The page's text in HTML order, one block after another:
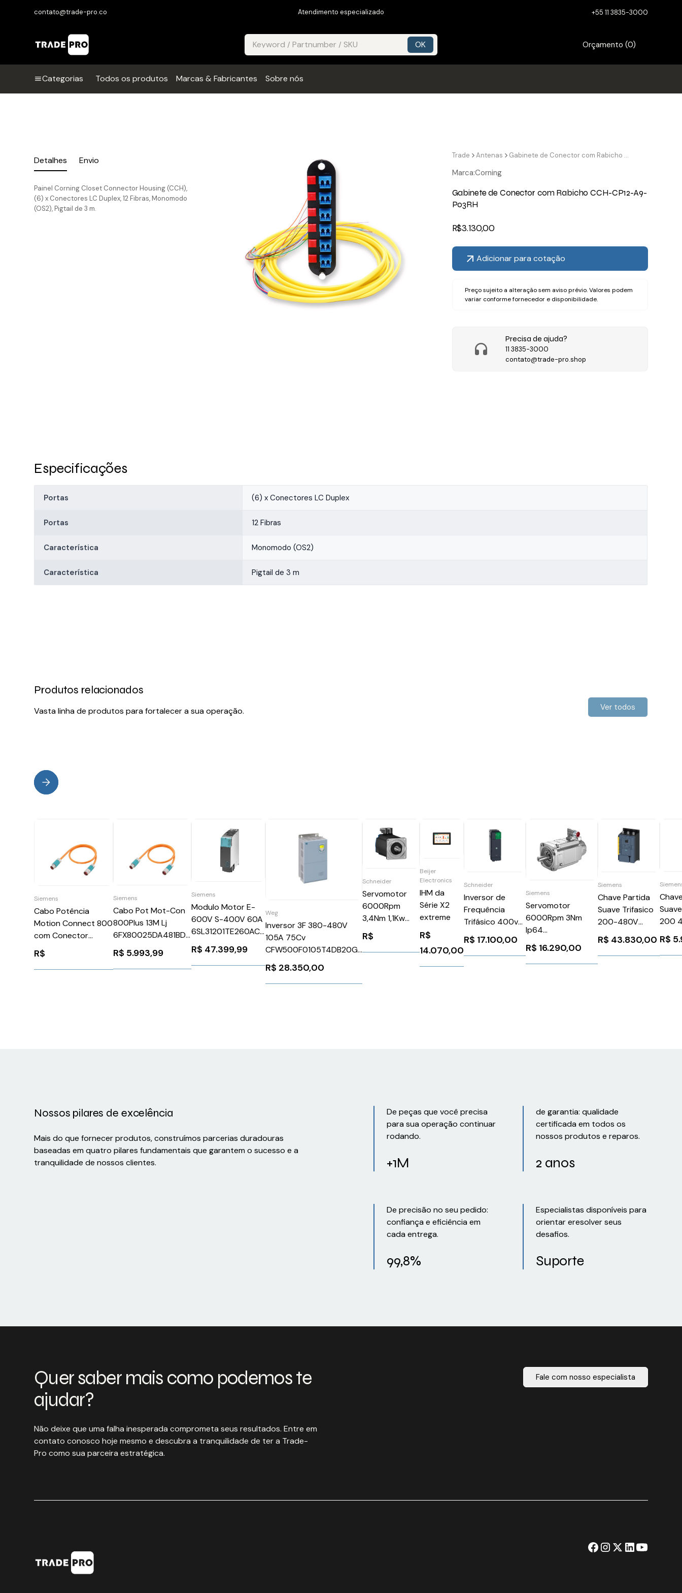
contato@trade-pro.co Atendimento especializado +55 11 3835-3000
Orçamento (0)
Categorias Todos os produtos Marcas & Fabricantes Sobre nós
Detalhes Envio
Painel Corning Closet Connector Housing (CCH),
(6) x Conectores LC Duplex, 12 Fibras, Monomodo
(OS2), Pigtail de 3 m.
Trade Antenas Gabinete de Conector com Rabicho CCH-CP12-A9-P03RH
Marca:Corning
Gabinete de Conector com Rabicho CCH-CP12-A9-
P03RH
R$3.130,00
Adicionar para cotação
Preço sujeito a alteração sem aviso prévio. Valores podem
variar conforme fornecedor e disponibilidade.
Precisa de ajuda?
11 3835-3000
contato@trade-pro.shop
Especificações
Portas (6) x Conectores LC Duplex
Portas 12 Fibras
Característica Monomodo (OS2)
Característica Pigtail de 3 m
Produtos relacionados
Vasta linha de produtos para fortalecer a sua operação. Ver todos
Siemens
Cabo Potência
Motion Connect 800
com Conector
4X2X1,5 3M para
S120 Siemens
6FX80025DA051AD0
R$
Siemens
Cabo Pot Mot-Con
800Plus 13M Lj
6FX80025DA481BD0
Siemens 1079237
R$ 5.993,99
Siemens
Modulo Motor E-
600V S-400V 60A
6SL31201TE260AC0
Siemens 988578
R$ 47.399,99
Weg
Inversor 3F 380-480V
105A 75Cv
CFW500F0105T4DB20G2
Weg 1333896
R$ 28.350,00
Schneider
Servomotor
6000Rpm
3,4Nm 1,1Kw
Ip50Schneider
BSH1001P01F2A
R$
Beijer
Electronics
IHM da
Série X2
extreme
R$
14.070,00
Schneider
Inversor de
Frequência
Trifásico 400v
37kw Atv340
Schneider
ATV340D37N4E
R$ 17.100,00
Siemens
Servomotor
6000Rpm 3Nm
Ip64
1FK70422AK711RA0
Siemens 90981
R$ 16.290,00
Siemens
Chave Partida
Suave Trifasico
200-480V
570A
24Vca/Vcc
3RW55486HF04
R$ 43.830,00
200
24V
R$
Nossos pilares de excelência
Mais do que fornecer produtos, construímos parcerias duradouras
baseadas em quatro pilares fundamentais que garantem o sucesso e a
tranquilidade de nossos clientes.
De peças que você precisa
para sua operação continuar
rodando.
+1M
de garantia: qualidade
certificada em todos os
nossos produtos e reparos.
2 anos
De precisão no seu pedido:
confiança e eficiência em
cada entrega.
99,8%
Especialistas disponíveis para
orientar eresolver seus
desafios.
Suporte
Quer saber mais como podemos te
ajudar?
Não deixe que uma falha inesperada comprometa seus resultados. Entre em
contato conosco hoje mesmo e descubra a tranquilidade de ter a Trade-
Pro como sua parceira estratégica.
Fale com nosso especialista